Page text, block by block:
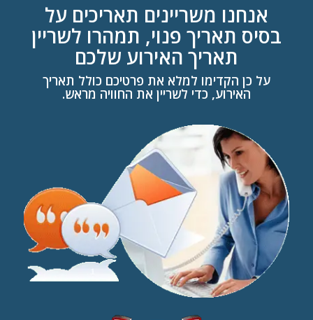
אנחנו משריינים תאריכים על
בסיס תאריך פנוי, תמהרו לשריין
תאריך האירוע שלכם
על כן הקדימו למלא את פרטיכם כולל תאריך
האירוע, כדי לשריין את החוויה מראש.